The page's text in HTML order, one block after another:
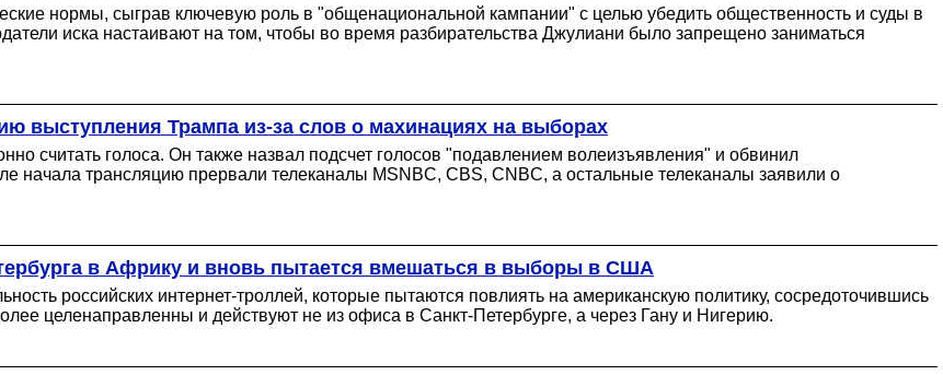
нормы, сыграв ключевую роль в "общенациональной кампании" с целью убедить общественность и суды в
иска настаивают на том, чтобы во время разбирательства Джулиани было запрещено заниматься
выступления Трампа из-за слов о махинациях на выборах
считать голоса. Он также назвал подсчет голосов "подавлением волеизъявления" и обвинил
начала трансляцию прервали телеканалы MSNBC, CBS, CNBC, а остальные телеканалы заявили о
в Африку и вновь пытается вмешаться в выборы в США
российских интернет-троллей, которые пытаются повлиять на американскую политику, сосредоточившись
целенаправленны и действуют не из офиса в Санкт-Петербурге, а через Гану и Нигерию.